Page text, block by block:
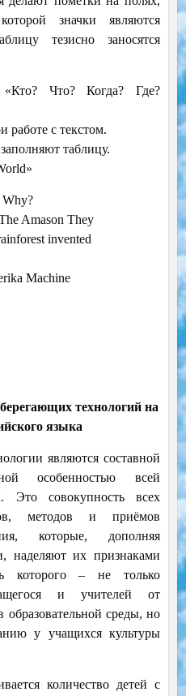
значки являются
тезисно заносятся
Что? Когда? Где?
работе с текстом.
таблицу.
Why?
Amason They
invented
Machine
технологий на
языка
являются составной
особенностью всей
Это совокупность всех
методов и приёмов
которые, дополняя
наделяют их признаками
которого – не только
и учителей от
образовательной среды, но
у учащихся культуры
количество детей с